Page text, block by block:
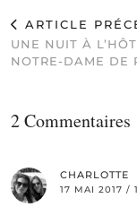
ARTICLE
UNE NUIT À
NOTRE-DAME DE
2 Commentaires
CHARLOTTE
17 MAI 2017 /